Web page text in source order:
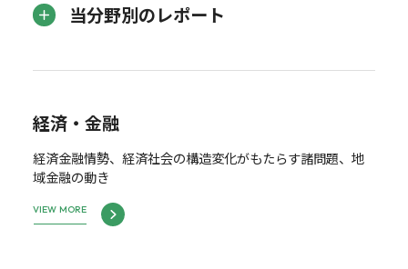
当分野別のレポート
経済・金融
経済金融情勢、経済社会の構造変化がもたらす諸問題、地
域金融の動き
VIEW MORE